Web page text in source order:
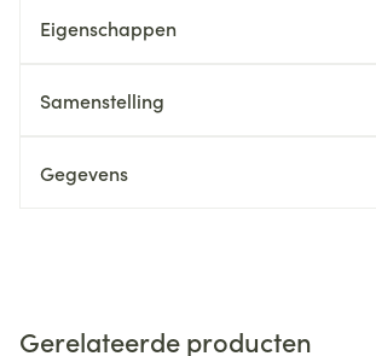
Eigenschappen
Samenstelling
Gegevens
Gerelateerde producten